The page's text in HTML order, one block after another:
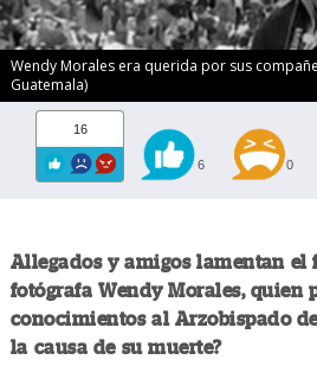
Wendy Morales era querida por sus
Guatemala)
16
6 0
Allegados y amigos lamentan
fotógrafa Wendy Morales, quien
conocimientos al Arzobispado
la causa de su muerte?